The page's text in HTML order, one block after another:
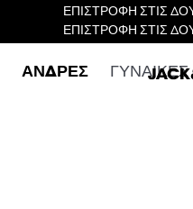
ΕΠΙΣΤΡΟΦΗ ΣΤΙΣ
ΕΠΙΣΤΡΟΦΗ ΣΤΙΣ
ΑΝΔΡΕΣ ΓΥΝΑΙΚΕΣ